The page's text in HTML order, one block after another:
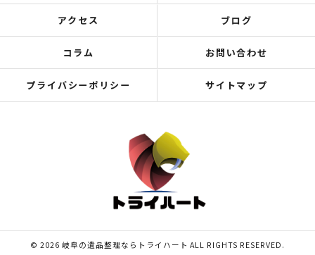
アクセス ブログ
コラム お問い合わせ
プライバシーポリシー サイトマップ
© 2026 岐阜の遺品整理ならトライハート ALL RIGHTS RESERVED.